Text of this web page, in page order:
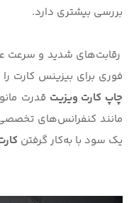
بررسی بیشتری دارد.
رقابت‌های شدید و سرعت
فوری برای بیزینس کارت
چاپ کارت ویزیت قدرت
مانند کنفرانس‌های
یک سود با به‌کار گرفتن